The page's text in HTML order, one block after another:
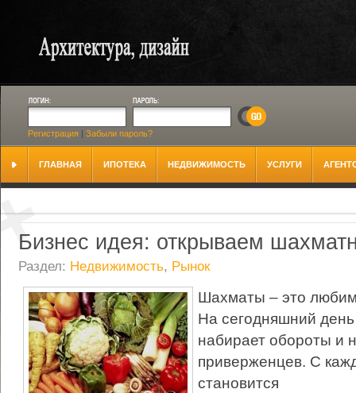
Регистрация| Забыли пароль?
ГЛАВНАЯ ИПОТЕКА НЕДВИЖИМОСТЬ УСЛУГИ
Бизнес идея: открываем
Раздел: Недвижимость, Рынок
Шахматы – это
На сегодняшний
набирает обороты и
приверженцев. С
становится